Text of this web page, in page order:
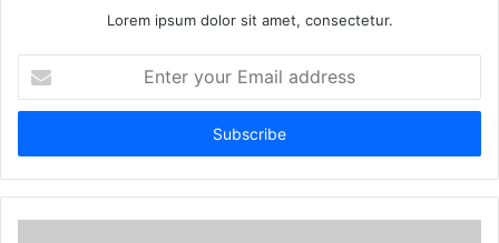
Lorem ipsum dolor sit amet, consectetur.
your
Email